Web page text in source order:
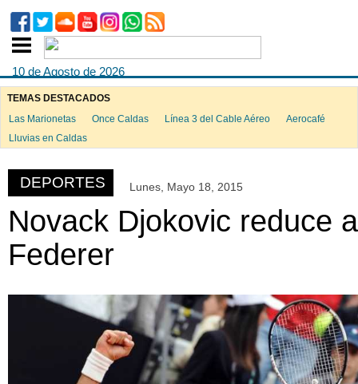
10 de Agosto de 2026
TEMAS DESTACADOS
Las Marionetas
Once Caldas Línea 3 del Cable Aéreo
Aerocafé
Lluvias en Caldas
DEPORTES Lunes, Mayo 18, 2015
Novack Djokovic reduce a
Federer